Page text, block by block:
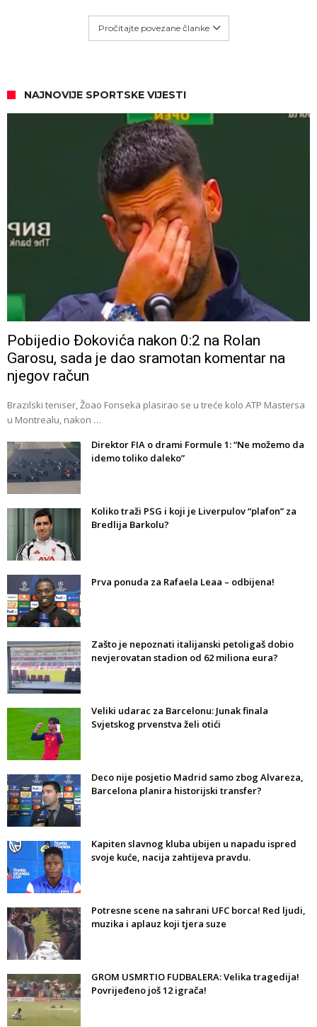
Pročitajte povezane članke
NAJNOVIJE SPORTSKE VIJESTI
Pobijedio Đokovića nakon 0:2 na Rolan
Garosu, sada je dao sramotan komentar na
njegov račun
Brazilski teniser, Žoao Fonseka plasirao se u treće kolo ATP Mastersa
u Montrealu, nakon …
Direktor FIA o drami Formule 1: “Ne možemo da
idemo toliko daleko”
Koliko traži PSG i koji je Liverpulov “plafon” za
Bredlija Barkolu?
Prva ponuda za Rafaela Leaa – odbijena!
Zašto je nepoznati italijanski petoligaš dobio
nevjerovatan stadion od 62 miliona eura?
Veliki udarac za Barcelonu: Junak finala
Svjetskog prvenstva želi otići
Deco nije posjetio Madrid samo zbog Alvareza,
Barcelona planira historijski transfer?
Kapiten slavnog kluba ubijen u napadu ispred
svoje kuće, nacija zahtijeva pravdu.
Potresne scene na sahrani UFC borca! Red ljudi,
muzika i aplauz koji tjera suze
GROM USMRTIO FUDBALERA: Velika tragedija!
Povrijeđeno još 12 igrača!